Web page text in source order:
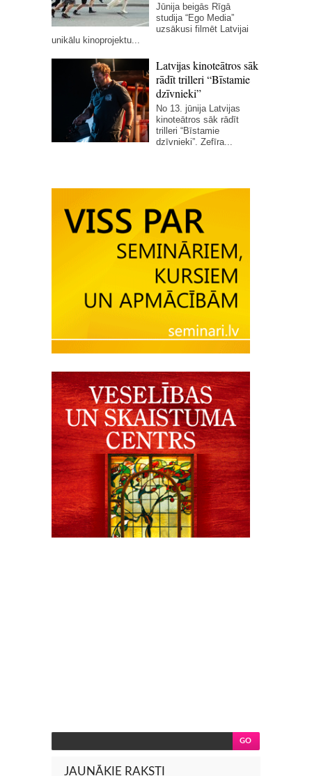
Jūnija beigās Rīgā
studija “Ego Media”
uzsākusi filmēt Latvijai
unikālu kinoprojektu...
Latvijas kinoteātros sāk
rādīt trilleri “Bīstamie
dzīvnieki”
No 13. jūnija Latvijas
kinoteātros sāk rādīt
trilleri “Bīstamie
dzīvnieki”. Zefīra...
JAUNĀKIE RAKSTI